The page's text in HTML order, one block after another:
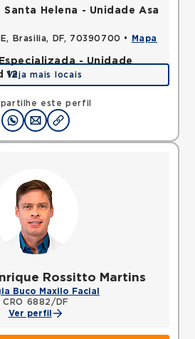
este perfil
Helena - Unidade Asa
Brasilia, DF, 70390700 • Mapa
- Unidade
12
Brasilia, DF, 73010120 •
Veja mais locais
Rossitto Martins
Buco Maxilo Facial
CRO 6882/DF
Ver perfil